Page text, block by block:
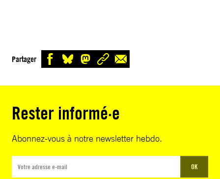
Partager
Rester informé·e
Abonnez-vous à notre newsletter hebdo.
OK